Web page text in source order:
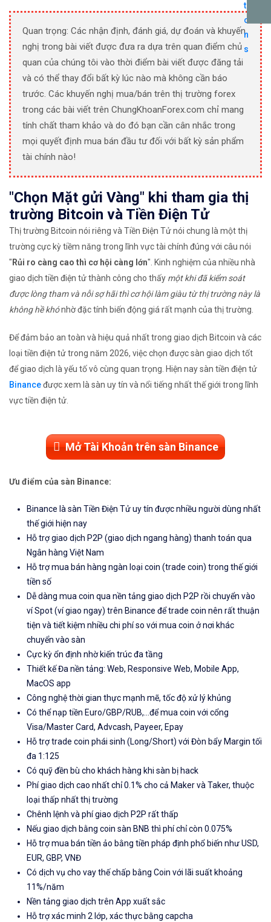
Quan trọng: Các nhận định, đánh giá, dự đoán và khuyến
nghị trong bài viết được đưa ra dựa trên quan điểm chủ
quan của chúng tôi vào thời điểm bài viết được đăng tải
và có thể thay đổi bất kỳ lúc nào mà không cần báo
trước. Các khuyến nghị mua/bán trên thị trường forex
trong các bài viết trên ChungKhoanForex.com chỉ mang
tính chất tham khảo và do đó bạn cần cân nhắc trong
mọi quyết định mua bán đầu tư đối với bất kỳ sản phẩm
tài chính nào!
"Chọn Mặt gửi Vàng" khi tham gia thị
trường Bitcoin và Tiền Điện Tử
Thị trường Bitcoin nói riêng và Tiền Điện Tử nói chung là một thị
trường cực kỳ tiềm năng trong lĩnh vực tài chính đúng với câu nói
" Rủi ro càng cao thì cơ hội càng lớn". Kinh nghiệm của nhiều nhà
giao dịch tiền điện tử thành công cho thấy một khi đã kiểm soát
được lòng tham và nỗi sợ hãi thì cơ hội làm giàu từ thị trường này là
không hề khónhờ đặc tính biến động giá rất mạnh của thị trường.
Để đảm bảo an toàn và hiệu quả nhất trong giao dịch Bitcoin và các
loại tiền điện tử trong năm 2026, việc chọn được sàn giao dịch tốt
để giao dịch là yếu tố vô cùng quan trọng. Hiện nay sàn tiền điện tử
Binanceđược xem là sàn uy tín và nổi tiếng nhất thế giới trong lĩnh
vực tiền điện tử.
Mở Tài Khoản trên sàn Binance
Ưu điểm của sàn Binance:
Binance là sàn Tiền Điện Tử uy tín được nhiều người dùng nhất
thế giới hiện nay
Hỗ trợ giao dịch P2P (giao dịch ngang hàng) thanh toán qua
Ngân hàng Việt Nam
Hỗ trợ mua bán hàng ngàn loại coin (trade coin) trong thế giới
tiền số
Dễ dàng mua coin qua nền tảng giao dịch P2P rồi chuyển vào
ví Spot (ví giao ngay) trên Binance để trade coin nên rất thuận
tiện và tiết kiệm nhiều chi phí so với mua coin ở nơi khác
chuyển vào sàn
Cực kỳ ổn định nhờ kiến trúc đa tầng
Thiết kế Đa nền tảng: Web, Responsive Web, Mobile App,
MacOS app
Công nghệ thời gian thực mạnh mẽ, tốc độ xử lý khủng
Có thể nạp tiền Euro/GBP/RUB,...để mua coin với cổng
Visa/Master Card, Advcash, Payeer, Epay
Hỗ trợ trade coin phái sinh (Long/Short) với Đòn bẩy Margin tối
đa 1:125
Có quỹ đền bù cho khách hàng khi sàn bị hack
Phí giao dịch cao nhất chỉ 0.1% cho cả Maker và Taker, thuộc
loại thấp nhất thị trường
Chênh lệnh và phí giao dịch P2P rất thấp
Nếu giao dịch bằng coin sàn BNB thì phí chỉ còn 0.075%
Hỗ trợ mua bán tiền ảo bằng tiền pháp định phổ biến như USD,
EUR, GBP, VNĐ
Có dịch vụ cho vay thế chấp bằng Coin với lãi suất khoảng
11%/năm
Nền tảng giao dịch trên App xuất sắc
Hỗ trợ xác minh 2 lớp, xác thực bằng capcha